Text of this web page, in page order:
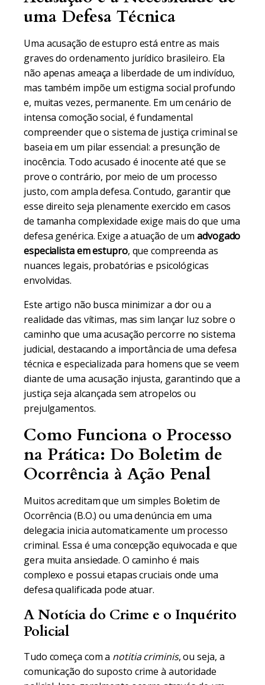
uma Defesa Técnica
Uma acusação de estupro está entre as mais
graves do ordenamento jurídico brasileiro. Ela
não apenas ameaça a liberdade de um indivíduo,
mas também impõe um estigma social profundo
e, muitas vezes, permanente. Em um cenário de
intensa comoção social, é fundamental
compreender que o sistema de justiça criminal se
baseia em um pilar essencial: a presunção de
inocência. Todo acusado é inocente até que se
prove o contrário, por meio de um processo
justo, com ampla defesa. Contudo, garantir que
esse direito seja plenamente exercido em casos
de tamanha complexidade exige mais do que uma
defesa genérica. Exige a atuação de umadvogado
especialista em estupro, que compreenda as
nuances legais, probatórias e psicológicas
envolvidas.
Este artigo não busca minimizar a dor ou a
realidade das vítimas, mas sim lançar luz sobre o
caminho que uma acusação percorre no sistema
judicial, destacando a importância de uma defesa
técnica e especializada para homens que se veem
diante de uma acusação injusta, garantindo que a
justiça seja alcançada sem atropelos ou
prejulgamentos.
Como Funciona o Processo
na Prática: Do Boletim de
Ocorrência à Ação Penal
Muitos acreditam que um simples Boletim de
Ocorrência (B.O.) ou uma denúncia em uma
delegacia inicia automaticamente um processo
criminal. Essa é uma concepção equivocada e que
gera muita ansiedade. O caminho é mais
complexo e possui etapas cruciais onde uma
defesa qualificada pode atuar.
A Notícia do Crime e o Inquérito
Policial
Tudo começa com a notitia criminis, ou seja, a
comunicação do suposto crime à autoridade